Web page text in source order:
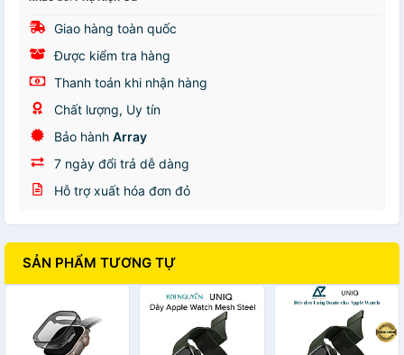
Giao hàng toàn quốc
Được kiểm tra hàng
Thanh toán khi nhận hàng
Chất lượng, Uy tín
Bảo hành Array
7 ngày đổi trả dễ dàng
Hỗ trợ xuất hóa đơn đỏ
SẢN PHẨM TƯƠNG TỰ